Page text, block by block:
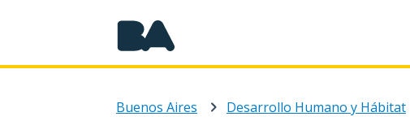
Buenos Aires Desarrollo Humano y Hábitat